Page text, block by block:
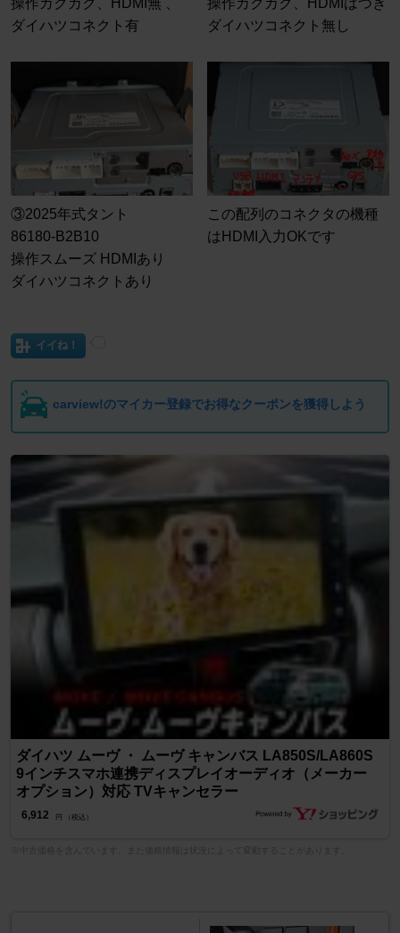
操作カクカク、HDMI無 、
ダイハツコネクト有
操作カクカク、HDMIはつき
ダイハツコネクト無し
③2025年式タント
86180-B2B10
操作スムーズ HDMIあり
ダイハツコネクトあり
この配列のコネクタの機種
はHDMI入力OKです
イイね！
carview!のマイカー登録でお得なクーポンを獲得しよう
ダイハツ ムーヴ ・ ムーヴ キャンバス LA850S/LA860S
9インチスマホ連携ディスプレイオーディオ（メーカー
オプション）対応 TVキャンセラー
6,912 円 （税込）